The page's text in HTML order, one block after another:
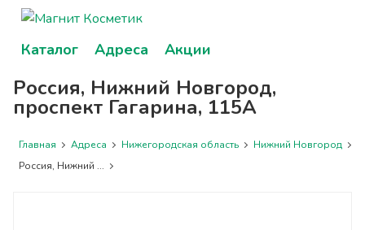
Каталог Адреса Акции
Россия, Нижний Новгород,
проспект Гагарина, 115А
Главная Адреса Нижегородская область
Нижний Новгород
Россия, Нижний ...